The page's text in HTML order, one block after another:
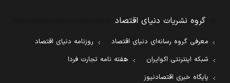
گروه نشریات دنیای اقتصاد
معرفی گروه رسانه‌ای دنیای اقتصاد
روزنامه دنیای اقتصاد
شبکه اینترنتی اکوایران
هفته نامه تجارت فردا
پایگاه خبری اقتصادنیوز